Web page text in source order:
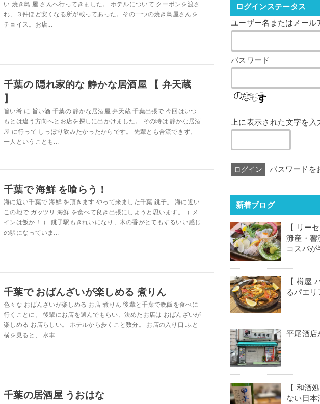
い 焼き鳥 屋 さんへ行ってきました。 ホテルについて クーポンを渡さ
れ、３件ほど安くなる所が載ってあった。その一つの焼き鳥屋さんを
チョイス。お店...
千葉の 隠れ家的な 静かな居酒屋 【 弁天蔵
】
旨い肴 に 旨い酒 千葉の 静かな居酒屋 弁天蔵 千葉出張で 今回はいつ
もとは違う方向へとお店を探しに出かけました。 その時は 静かな居酒
屋 に行って しっぽり飲みたかったからです。 先輩とも合流できず、
一人ということも...
千葉で 海鮮 を喰らう！
海に近い千葉で 海鮮 を頂きます やって来ました千葉 銚子。 海に近い
この地で ガッツリ 海鮮 を食べて良き出張にしようと思います。（ メ
インは飯か！ ） 銚子駅もきれいになり、木の香がとてもするいい感じ
の駅になっていま...
千葉で おばんざいが楽しめる 煮りん
色々な おばんざいが楽しめる お店 煮りん 後輩と千葉で晩飯を食べに
行くことに。 後輩にお店を選んでもらい、決めたお店は おばんざいが
楽しめる お店らしい。 ホテルから歩くこと数分。 お店の入り口 ふと
横を見ると、 水車...
千葉の居酒屋 うおはな
ログインステータス
ユーザー名またはメール
パスワード
上に表示された文字を入
パスワードを
新着ブログ
【 リー
灘産・響
コスパが
【 樽屋
るパエ
平尾酒店
【 和酒
ない日本